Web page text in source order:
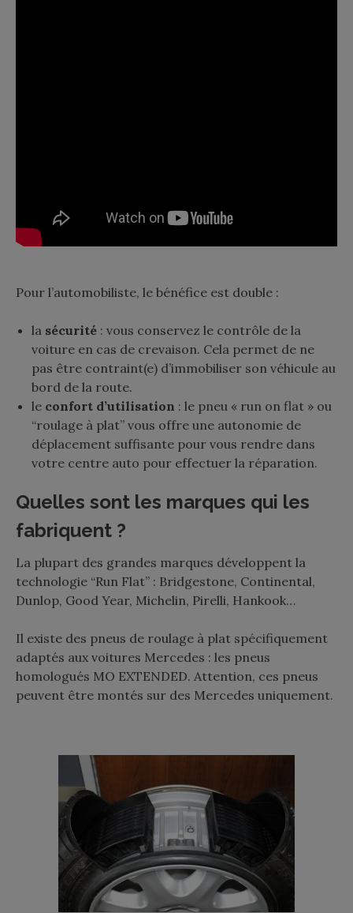
Pour l’automobiliste, le bénéfice est double :
la sécurité : vous conservez le contrôle de la
voiture en cas de crevaison. Cela permet de ne
pas être contraint(e) d’immobiliser son véhicule au
bord de la route.
le confort d’utilisation : le pneu « run on flat » ou
“roulage à plat” vous offre une autonomie de
déplacement suffisante pour vous rendre dans
votre centre auto pour effectuer la réparation.
Quelles sont les marques qui les
fabriquent ?
La plupart des grandes marques développent la
technologie “Run Flat” : Bridgestone, Continental,
Dunlop, Good Year, Michelin, Pirelli, Hankook…
Il existe des pneus de roulage à plat spécifiquement
adaptés aux voitures Mercedes : les pneus
homologués MO EXTENDED. Attention, ces pneus
peuvent être montés sur des Mercedes uniquement.